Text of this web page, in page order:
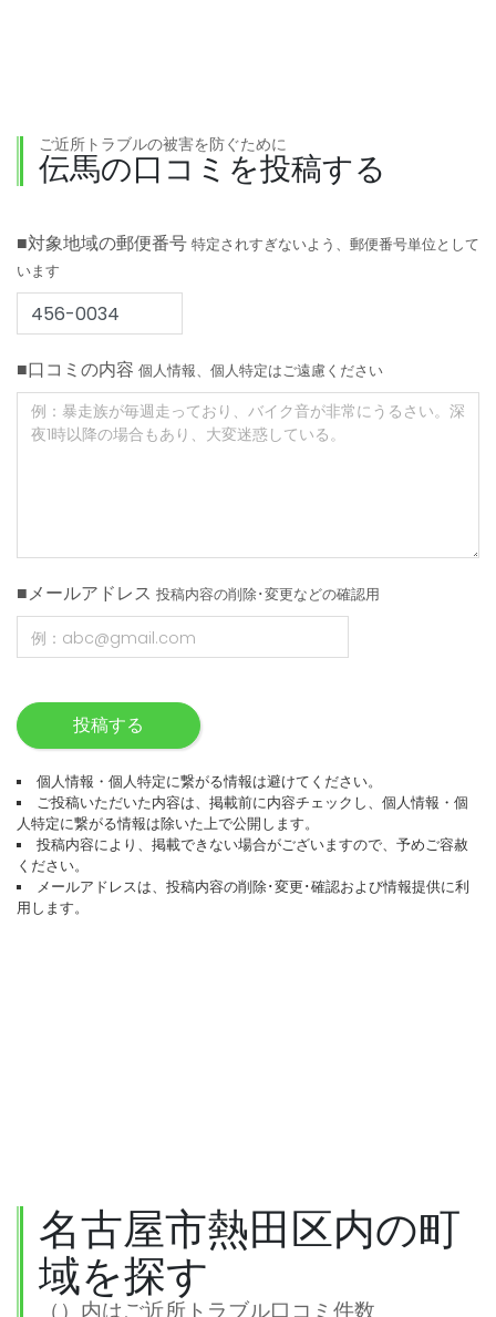
ご近所トラブルの被害を防ぐために
伝馬の口コミを投稿する
■対象地域の郵便番号 特定されすぎないよう、郵便番号単位として
います
■口コミの内容 個人情報、個人特定はご遠慮ください
■メールアドレス 投稿内容の削除･変更などの確認用
投稿する
個人情報・個人特定に繋がる情報は避けてください。
ご投稿いただいた内容は、掲載前に内容チェックし、個人情報・個
人特定に繋がる情報は除いた上で公開します。
投稿内容により、掲載できない場合がございますので、予めご容赦
ください。
メールアドレスは、投稿内容の削除･変更･確認および情報提供に利
用します。
名古屋市熱田区内の町
域を探す
（）内はご近所トラブル口コミ件数